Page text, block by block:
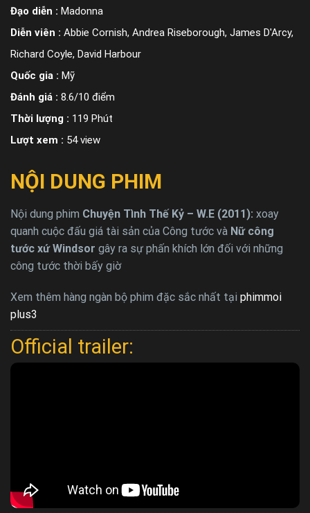
Đạo diễn : Madonna
Diễn viên : Abbie Cornish, Andrea Riseborough, James D'Arcy,
Richard Coyle, David Harbour
Quốc gia : Mỹ
Đánh giá : 8.6/10 điểm
Thời lượng : 119 Phút
Lượt xem : 54 view
NỘI DUNG PHIM
Nội dung phim Chuyện Tình Thế Kỷ – W.E (2011): xoay
quanh cuộc đấu giá tài sản của Công tước và Nữ công
tước xứ Windsor gây ra sự phấn khích lớn đối với những
công tước thời bấy giờ
Xem thêm hàng ngàn bộ phim đặc sắc nhất tại phimmoi
plus3
Official trailer: